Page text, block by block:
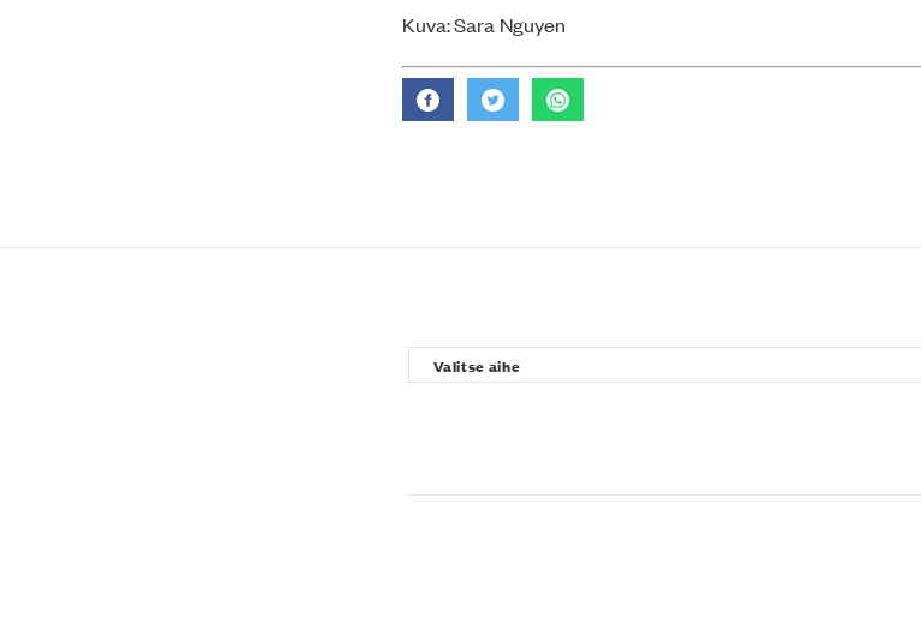
Kuva: Sara Nguyen